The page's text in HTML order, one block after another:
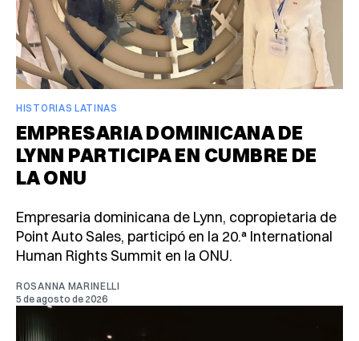
HISTORIAS LATINAS
EMPRESARIA DOMINICANA DE
LYNN PARTICIPA EN CUMBRE DE
LA ONU
Empresaria dominicana de Lynn, copropietaria de
Point Auto Sales, participó en la 20.ª International
Human Rights Summit en la ONU.
ROSANNA MARINELLI
5 de agosto de 2026